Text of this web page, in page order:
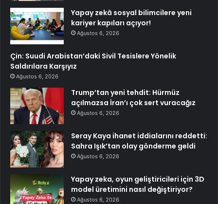
Yapay zekâ sosyal bilimcilere yeni
kariyer kapıları açıyor!
Ağustos 6, 2026
Çin: Suudi Arabistan’daki Sivil Tesislere Yönelik
Saldırılara Karşıyız
Ağustos 6, 2026
Trump’tan yeni tehdit: Hürmüz
açılmazsa İran’ı çok sert vuracağız
Ağustos 6, 2026
Seray Kaya ihanet iddialarını reddetti:
Sahra Işık’tan olay gönderme geldi
Ağustos 6, 2026
Yapay zeka, oyun geliştiricileri için 3D
model üretimini nasıl değiştiriyor?
Ağustos 6, 2026